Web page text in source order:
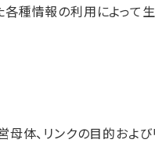
種情報の利用によっ
母体、リンクの目的お